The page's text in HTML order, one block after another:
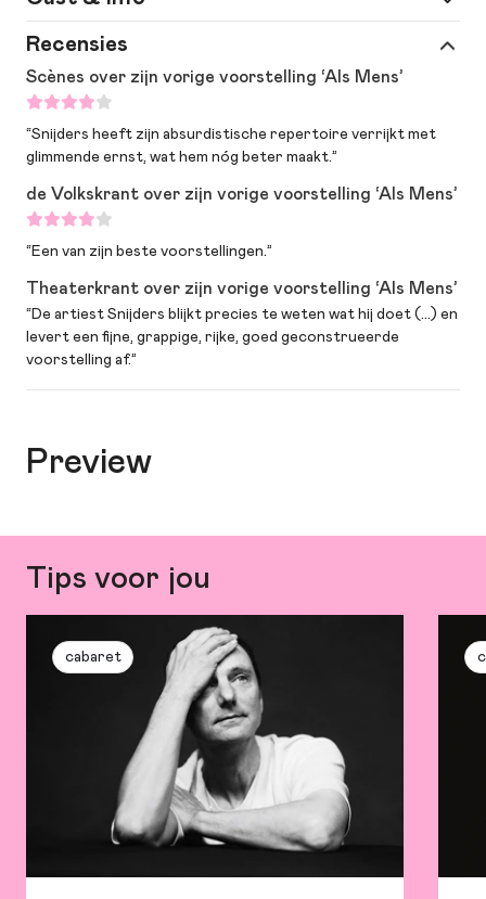
Spel
Regie Gijsbert van der Wal
Meer
informatie
tekst: Ronald Snijders | tekstbijdragen:
Fedor van Eldijk | begeleiding script:
Recensies
Scènes over zijn vorige voorstelling ‘Als Mens’
“Snijders heeft zijn absurdistische repertoire verrijkt met
glimmende ernst, wat hem nóg beter maakt.”
de Volkskrant over zijn vorige voorstelling ‘Als Mens’
“Een van zijn beste voorstellingen.”
Theaterkrant over zijn vorige voorstelling ‘Als Mens’
“De artiest Snijders blijkt precies te weten wat hij doet (…) en
levert een fijne, grappige, rijke, goed geconstrueerde
voorstelling af.”
Preview
Tips voor jou
cabaret